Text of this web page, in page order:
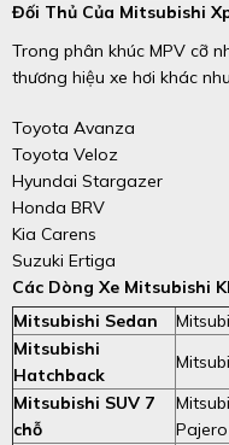
Đối Thủ Của Mitsubishi
Trong phân khúc MPV cỡ
thương hiệu xe hơi khác
Toyota Avanza
Toyota Veloz
Hyundai Stargazer
Honda BRV
Kia Carens
Suzuki Ertiga
Các Dòng Xe Mitsubishi
Mitsubishi Sedan
Mitsubishi
Hatchback
Mitsubishi SUV 7
chỗ